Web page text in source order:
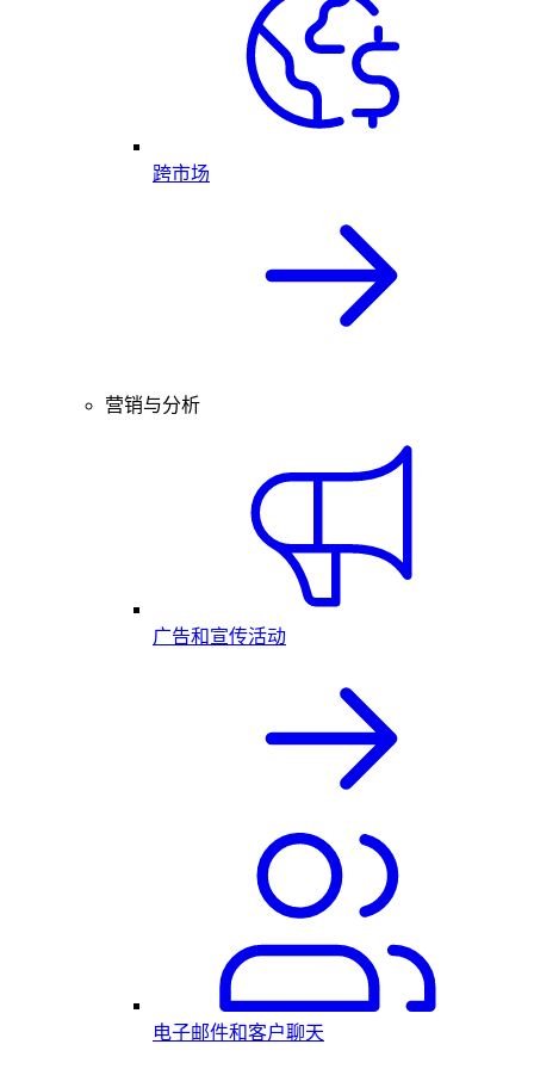
跨市场
营销与分析
广告和宣传活动
电子邮件和客户聊天